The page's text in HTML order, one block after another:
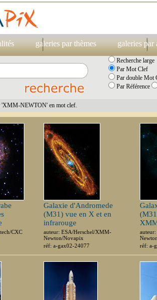
galeries par thèmes galeries par
Recherche large
Par Mot Clef
Par double Mot
Par Référence
'XMM-NEWTON' en mot clef.
CXC
Galaxie d'Andromede
(M31) vue en X et en
infrarouge
auteur: ESA/Herschel/XMM-
Newton/Novapix
réf: a-gax02-24077
réf: a-